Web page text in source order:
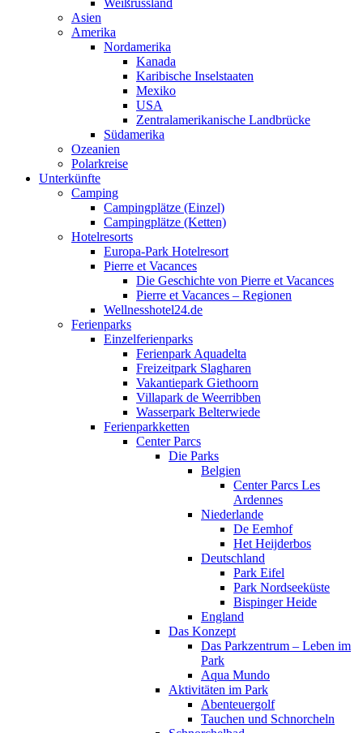
Weißrussland
Asien
Amerika
Nordamerika
Kanada
Karibische Inselstaaten
Mexiko
USA
Zentralamerikanische Landbrücke
Südamerika
Ozeanien
Polarkreise
Unterkünfte
Camping
Campingplätze (Einzel)
Campingplätze (Ketten)
Hotelresorts
Europa-Park Hotelresort
Pierre et Vacances
Die Geschichte von Pierre et Vacances
Pierre et Vacances – Regionen
Wellnesshotel24.de
Ferienparks
Einzelferienparks
Ferienpark Aquadelta
Freizeitpark Slagharen
Vakantiepark Giethoorn
Villapark de Weerribben
Wasserpark Belterwiede
Ferienparkketten
Center Parcs
Die Parks
Belgien
Center Parcs Les
Ardennes
Niederlande
De Eemhof
Het Heijderbos
Deutschland
Park Eifel
Park Nordseeküste
Bispinger Heide
England
Das Konzept
Das Parkzentrum – Leben im
Park
Aqua Mundo
Aktivitäten im Park
Abenteuergolf
Tauchen und Schnorcheln